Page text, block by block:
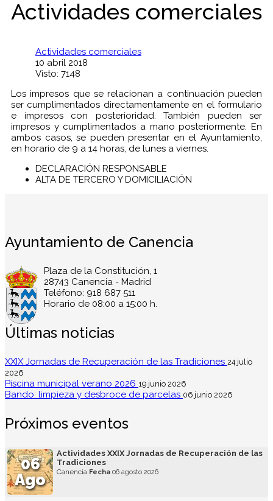
Actividades comerciales
Actividades comerciales
10 abril 2018
Visto: 7148
Los impresos que se relacionan a continuación pueden
ser cumplimentados directamentamente en el formulario
e impresos con posterioridad. También pueden ser
impresos y cumplimentados a mano posteriormente. En
ambos casos, se pueden presentar en el Ayuntamiento,
en horario de 9 a 14 horas, de lunes a viernes.
DECLARACIÓN RESPONSABLE
ALTA DE TERCERO Y DOMICILIACIÓN
Ayuntamiento de Canencia
Plaza de la Constitución, 1
28743 Canencia - Madrid
Teléfono: 918 687 511
Horario de 08:00 a 15:00 h.
Últimas noticias
XXIX Jornadas de Recuperación de las Tradiciones 24 julio
2026
Piscina municipal verano 2026 19 junio 2026
Bando: limpieza y desbroce de parcelas 06 junio 2026
Próximos eventos
06
Ago
Actividades XXIX Jornadas de Recuperación de las
Tradiciones
Canencia Fecha 06 agosto 2026